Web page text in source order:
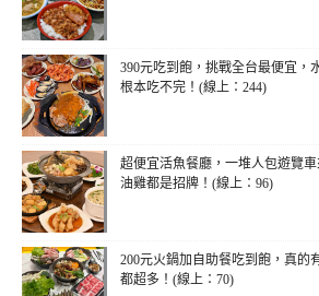
390元吃到飽，挑戰全台最便宜，
根本吃不完！(線上：244)
超便宜活魚餐廳，一堆人包遊覽
油雞都是招牌！(線上：96)
200元火鍋加自助餐吃到飽，真的
都超多！(線上：70)